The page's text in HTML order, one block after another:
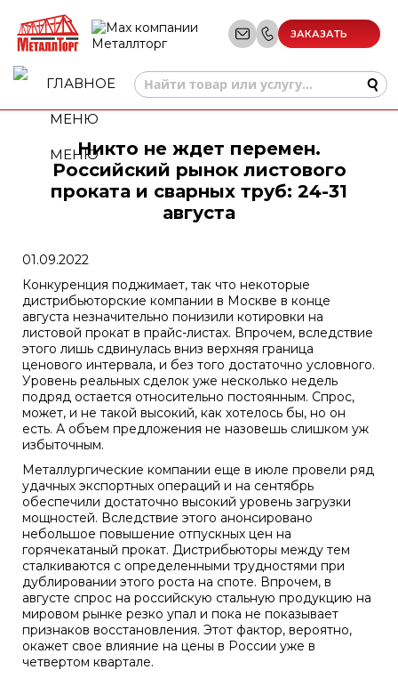
ЗАКАЗАТЬ
МЕНЮНикто не ждет перемен.
Российский рынок листового
проката и сварных труб: 24-31
августа
01.09.2022
Конкуренция поджимает, так что некоторые
дистрибьюторские компании в Москве в конце
августа незначительно понизили котировки на
листовой прокат в прайс-листах. Впрочем, вследствие
этого лишь сдвинулась вниз верхняя граница
ценового интервала, и без того достаточно условного.
Уровень реальных сделок уже несколько недель
подряд остается относительно постоянным. Спрос,
может, и не такой высокий, как хотелось бы, но он
есть. А объем предложения не назовешь слишком уж
избыточным.
Металлургические компании еще в июле провели ряд
удачных экспортных операций и на сентябрь
обеспечили достаточно высокий уровень загрузки
мощностей. Вследствие этого анонсировано
небольшое повышение отпускных цен на
горячекатаный прокат. Дистрибьюторы между тем
сталкиваются с определенными трудностями при
дублировании этого роста на споте. Впрочем, в
августе спрос на российскую стальную продукцию на
мировом рынке резко упал и пока не показывает
признаков восстановления. Этот фактор, вероятно,
окажет свое влияние на цены в России уже в
четвертом квартале.